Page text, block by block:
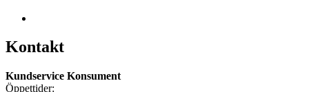
Kontakt
Kundservice Konsument
Öppettider: